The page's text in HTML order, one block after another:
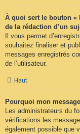
À quoi sert le bouton
de la rédaction d’un
Il vous permet
souhaitez finaliser et
messages enregistrés
de l’utilisateur.
Haut
Pourquoi mon
Les administrateurs du
vérifications les
également possible que